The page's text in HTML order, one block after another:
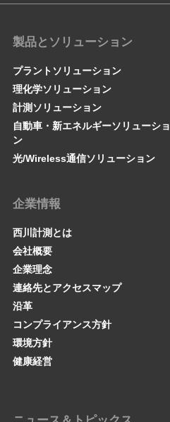
製品とソリューション
プラントソリューション
理化学ソリューション
計測ソリューション
自動車・新エネルギーソリューショ
ン
光/Wireless通信ソリューション
企業情報
西川計測とは
会社概要
企業理念
連絡先とアクセスマップ
沿革
コンプライアンス方針
環境方針
健康経営